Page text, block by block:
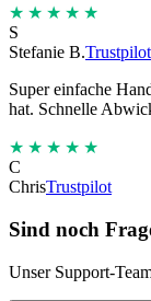
★★★★★
S
Stefanie B.Trustpilot
Super einfache
hat. Schnelle
★★★★★
C
ChrisTrustpilot
Sind noch
Unser Support-